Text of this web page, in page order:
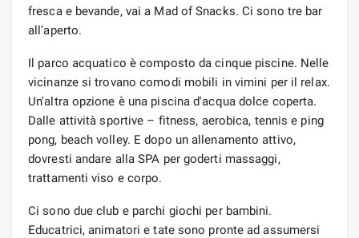
fresca e bevande, vai a Mad of Snacks. Ci sono tre bar
all'aperto.
Il parco acquatico è composto da cinque piscine. Nelle
vicinanze si trovano comodi mobili in vimini per il relax.
Un'altra opzione è una piscina d'acqua dolce coperta.
Dalle attività sportive – fitness, aerobica, tennis e ping
pong, beach volley. E dopo un allenamento attivo,
dovresti andare alla SPA per goderti massaggi,
trattamenti viso e corpo.
Ci sono due club e parchi giochi per bambini.
Educatrici, animatori e tate sono pronte ad assumersi